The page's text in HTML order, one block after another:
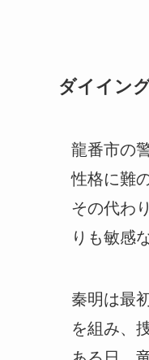
ダイイン
龍番市の
性格に難
その代わ
りも敏感
秦明は最
を組み、